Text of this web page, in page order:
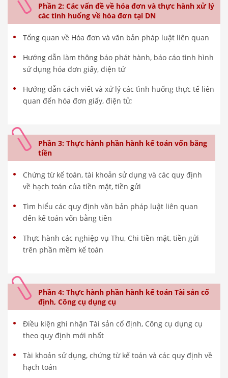
Phần 2: Các vấn đề về hóa đơn và thực hành xử lý
các tình huống về hóa đơn tại DN
Tổng quan về Hóa đơn và văn bản pháp luật liên quan
Hướng dẫn làm thông báo phát hành, báo cáo tình hình
sử dụng hóa đơn giấy, điện tử
Hướng dẫn cách viết và xử lý các tình huống thực tế liên
quan đến hóa đơn giấy, điện tử;
Phần 3: Thực hành phần hành kế toán vốn bằng
tiền
Chứng từ kế toán, tài khoản sử dụng và các quy định
về hạch toán của tiền mặt, tiền gửi
Tìm hiểu các quy định văn bản pháp luật liên quan
đến kế toán vốn bằng tiền
Thực hành các nghiệp vụ Thu, Chi tiền mặt, tiền gửi
trên phần mềm kế toán
Phần 4: Thực hành phần hành kế toán Tài sản cố
định, Công cụ dụng cụ
Điều kiện ghi nhận Tài sản cố định, Công cụ dụng cụ
theo quy định mới nhất
Tài khoản sử dụng, chứng từ kế toán và các quy định về
hạch toán